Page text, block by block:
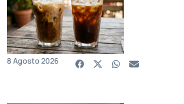
8 Agosto 2026